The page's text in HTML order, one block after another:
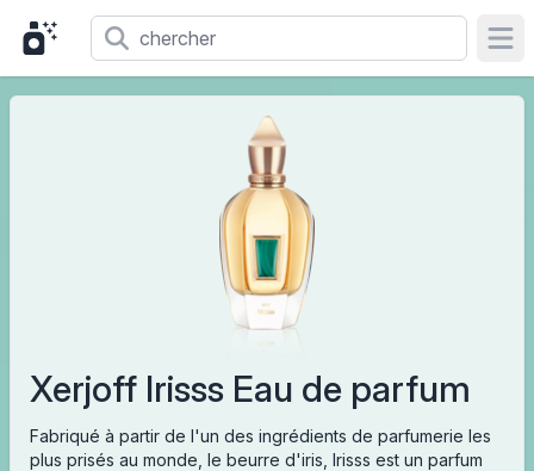
Xerjoff Irisss Eau de parfum
Fabriqué à partir de l'un des ingrédients de parfumerie les
plus prisés au monde, le beurre d'iris, Irisss est un parfum